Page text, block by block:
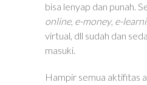
bisa lenyap dan punah.
online, e-money, e-
virtual, dll sudah dan
masuki.
Hampir semua aktifitas